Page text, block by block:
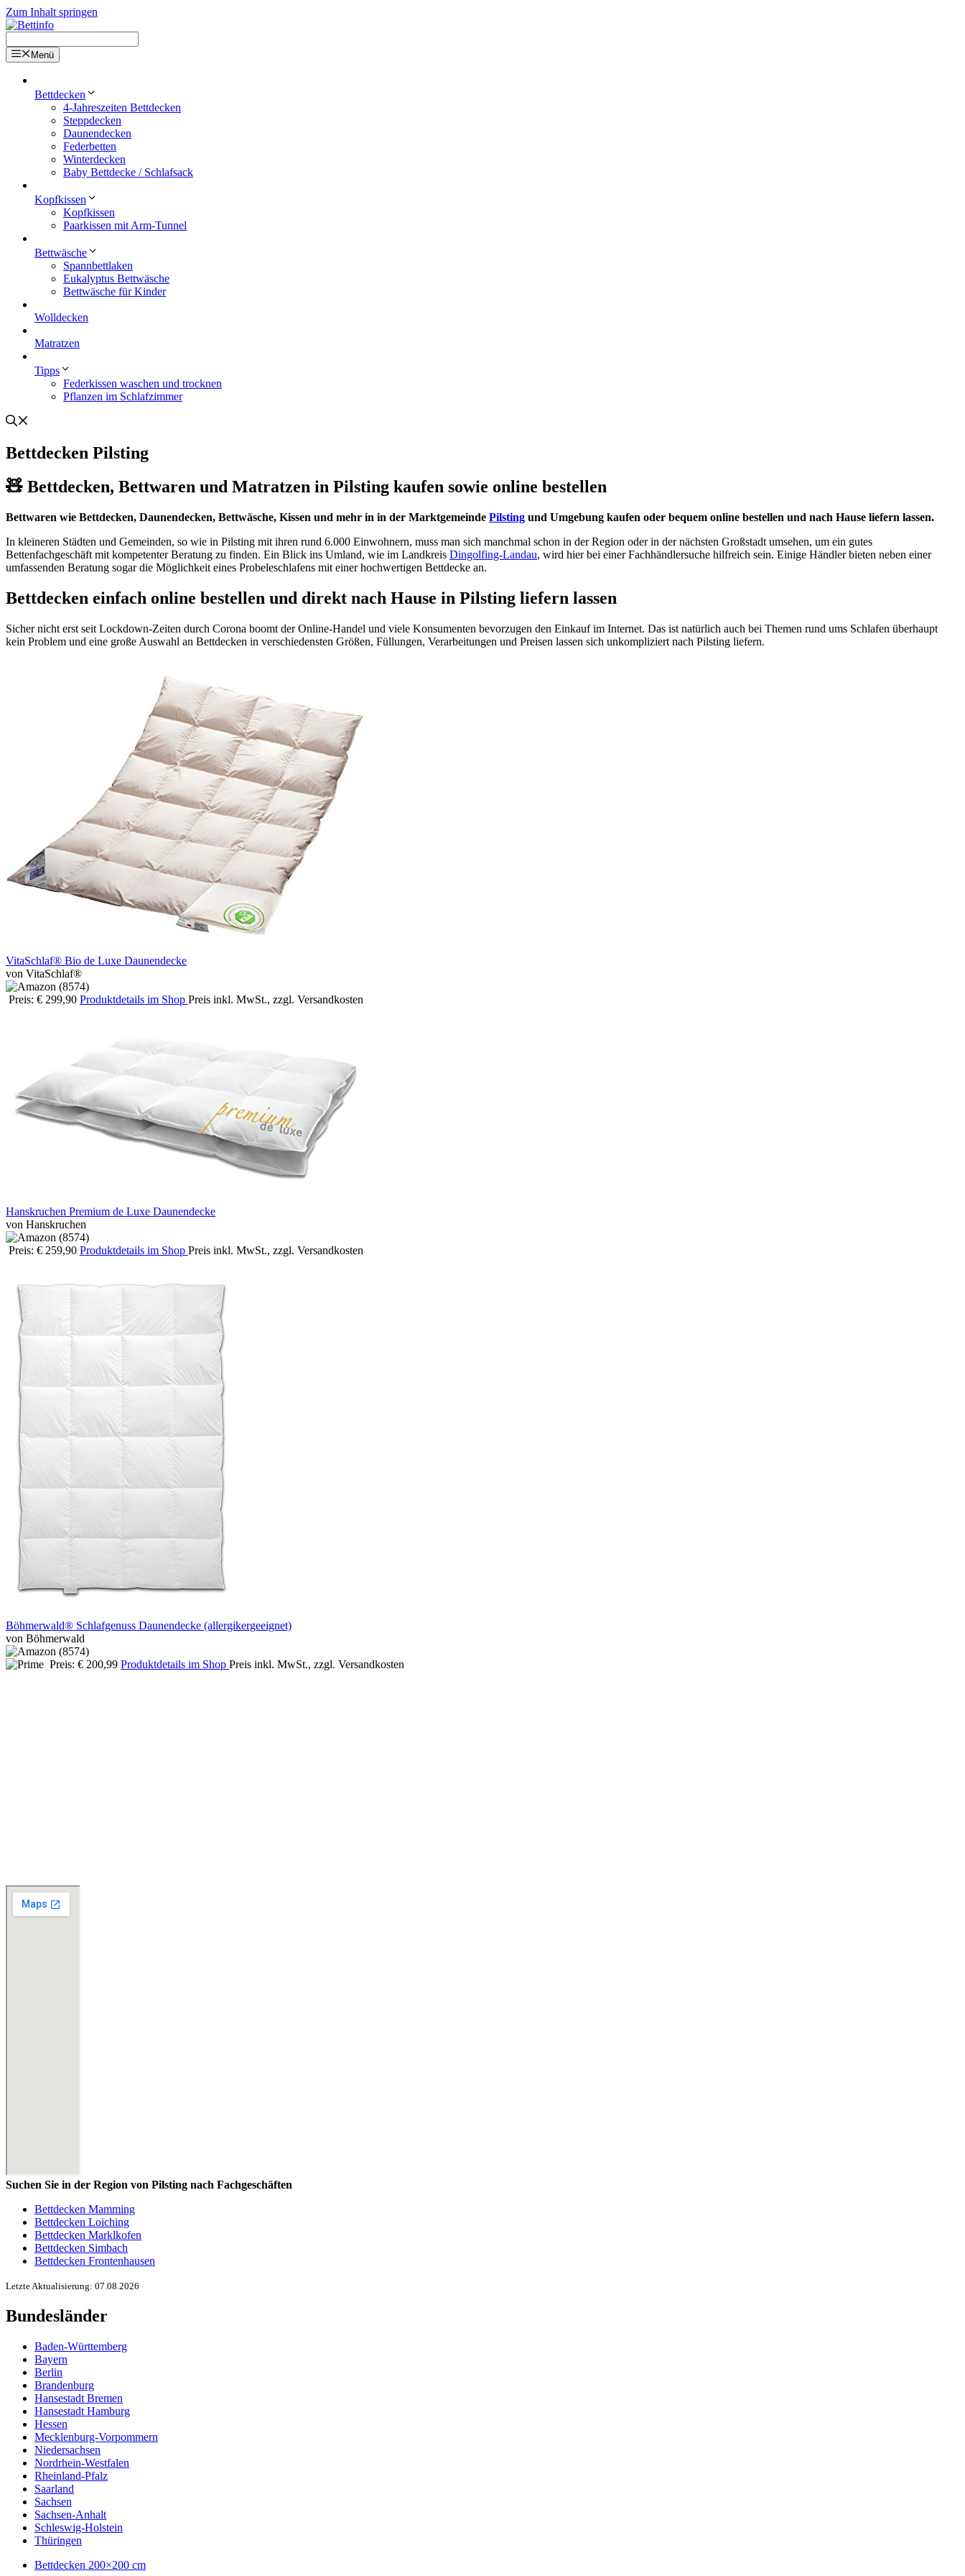
Zum Inhalt springen
Menü
Bettdecken
4-Jahreszeiten Bettdecken
Steppdecken
Daunendecken
Federbetten
Winterdecken
Baby Bettdecke / Schlafsack
Kopfkissen
Kopfkissen
Paarkissen mit Arm-Tunnel
Bettwäsche
Spannbettlaken
Eukalyptus Bettwäsche
Bettwäsche für Kinder
Wolldecken
Matratzen
Tipps
Federkissen waschen und trocknen
Pflanzen im Schlafzimmer
Bettdecken Pilsting
🧸 Bettdecken, Bettwaren und Matratzen in Pilsting kaufen sowie online bestellen
Bettwaren wie Bettdecken, Daunendecken, Bettwäsche, Kissen und mehr in in der Marktgemeinde Pilsting und Umgebung kaufen oder bequem online bestellen und nach Hause liefern lassen.
In kleineren Städten und Gemeinden, so wie in Pilsting mit ihren rund 6.000 Einwohnern, muss man sich manchmal schon in der Region oder in der nächsten Großstadt umsehen, um ein gutes
Bettenfachgeschäft mit kompetenter Beratung zu finden. Ein Blick ins Umland, wie im Landkreis Dingolfing-Landau, wird hier bei einer Fachhändlersuche hilfreich sein. Einige Händler bieten neben einer
umfassenden Beratung sogar die Möglichkeit eines Probeleschlafens mit einer hochwertigen Bettdecke an.
Bettdecken einfach online bestellen und direkt nach Hause in Pilsting liefern lassen
Sicher nicht erst seit Lockdown-Zeiten durch Corona boomt der Online-Handel und viele Konsumenten bevorzugen den Einkauf im Internet. Das ist natürlich auch bei Themen rund ums Schlafen überhaupt
kein Problem und eine große Auswahl an Bettdecken in verschiedensten Größen, Füllungen, Verarbeitungen und Preisen lassen sich unkompliziert nach Pilsting liefern.
VitaSchlaf® Bio de Luxe Daunendecke
von VitaSchlaf®
Preis: € 299,90 Produktdetails im Shop Preis inkl. MwSt., zzgl. Versandkosten
Hanskruchen Premium de Luxe Daunendecke
von Hanskruchen
Preis: € 259,90 Produktdetails im Shop Preis inkl. MwSt., zzgl. Versandkosten
Böhmerwald® Schlafgenuss Daunendecke (allergikergeeignet)
von Böhmerwald
Preis: € 200,99 Produktdetails im Shop Preis inkl. MwSt., zzgl. Versandkosten
Suchen Sie in der Region von Pilsting nach Fachgeschäften
Bettdecken Mamming
Bettdecken Loiching
Bettdecken Marklkofen
Bettdecken Simbach
Bettdecken Frontenhausen
Letzte Aktualisierung: 07.08.2026
Bundesländer
Baden-Württemberg
Bayern
Berlin
Brandenburg
Hansestadt Bremen
Hansestadt Hamburg
Hessen
Mecklenburg-Vorpommern
Niedersachsen
Nordrhein-Westfalen
Rheinland-Pfalz
Saarland
Sachsen
Sachsen-Anhalt
Schleswig-Holstein
Thüringen
Bettdecken 200×200 cm